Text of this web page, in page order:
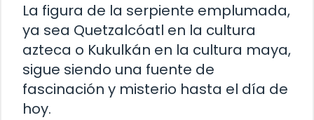
La figura de la serpiente emplumada,
ya sea Quetzalcóatl en la cultura
azteca o Kukulkán en la cultura maya,
sigue siendo una fuente de
fascinación y misterio hasta el día de
hoy.